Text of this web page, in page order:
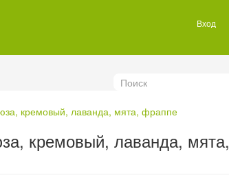
Вход
кремовый, лаванда, мята, фраппе
кремовый, лаванда, мята,